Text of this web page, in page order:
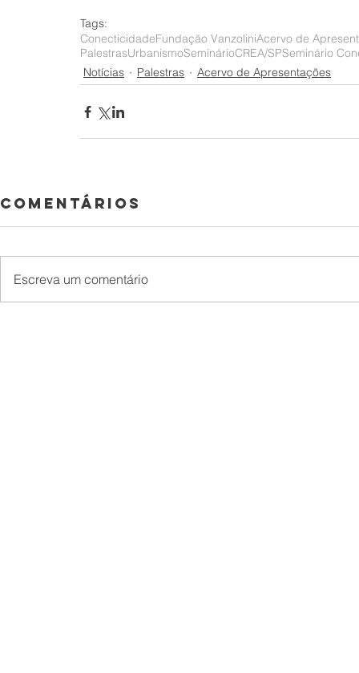
Tags:
ConecticidadeFundação VanzoliniAcervo de
PalestrasUrbanismoSeminárioCREA/SPSeminário
Notícias
Palestras Acervo de Apresentações
Comentários
Escreva um comentário